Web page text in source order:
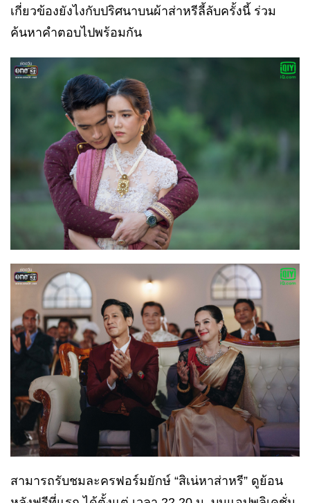
เกี่ยวข้องยังไงกับปริศนาบนผ้าส่าหรีลี้ลับครั้งนี้ ร่วม
ค้นหาคำตอบไปพร้อมกัน
สามารถรับชมละครฟอร์มยักษ์ “สิเน่หาส่าหรี” ดูย้อน